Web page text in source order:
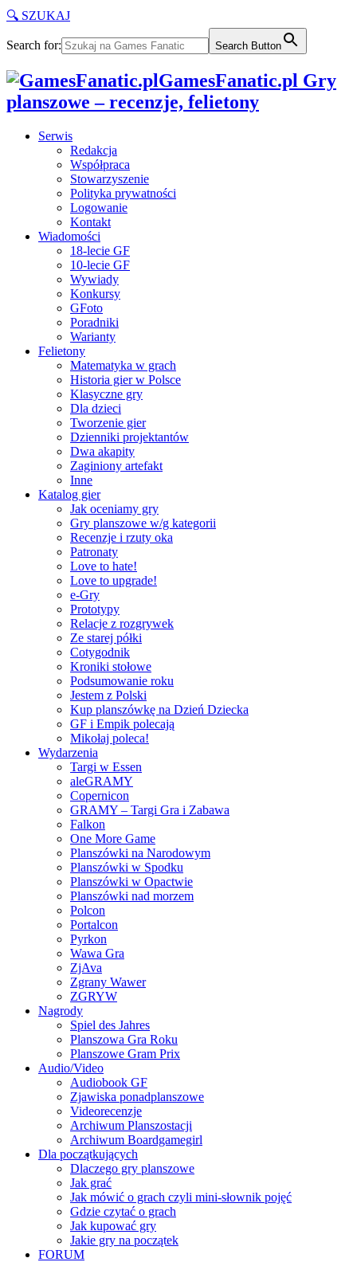
🔍 SZUKAJ
Search for: Search Button
GamesFanatic.pl Gry
planszowe – recenzje, felietony
Serwis
Redakcja
Współpraca
Stowarzyszenie
Polityka prywatności
Logowanie
Kontakt
Wiadomości
18-lecie GF
10-lecie GF
Wywiady
Konkursy
GFoto
Poradniki
Warianty
Felietony
Matematyka w grach
Historia gier w Polsce
Klasyczne gry
Dla dzieci
Tworzenie gier
Dzienniki projektantów
Dwa akapity
Zaginiony artefakt
Inne
Katalog gier
Jak oceniamy gry
Gry planszowe w/g kategorii
Recenzje i rzuty oka
Patronaty
Love to hate!
Love to upgrade!
e-Gry
Prototypy
Relacje z rozgrywek
Ze starej półki
Cotygodnik
Kroniki stołowe
Podsumowanie roku
Jestem z Polski
Kup planszówkę na Dzień Dziecka
GF i Empik polecają
Mikołaj poleca!
Wydarzenia
Targi w Essen
aleGRAMY
Copernicon
GRAMY – Targi Gra i Zabawa
Falkon
One More Game
Planszówki na Narodowym
Planszówki w Spodku
Planszówki w Opactwie
Planszówki nad morzem
Polcon
Portalcon
Pyrkon
Wawa Gra
ZjAva
Zgrany Wawer
ZGRYW
Nagrody
Spiel des Jahres
Planszowa Gra Roku
Planszowe Gram Prix
Audio/Video
Audiobook GF
Zjawiska ponadplanszowe
Videorecenzje
Archiwum Planszostacji
Archiwum Boardgamegirl
Dla początkujących
Dlaczego gry planszowe
Jak grać
Jak mówić o grach czyli mini-słownik pojęć
Gdzie czytać o grach
Jak kupować gry
Jakie gry na początek
FORUM